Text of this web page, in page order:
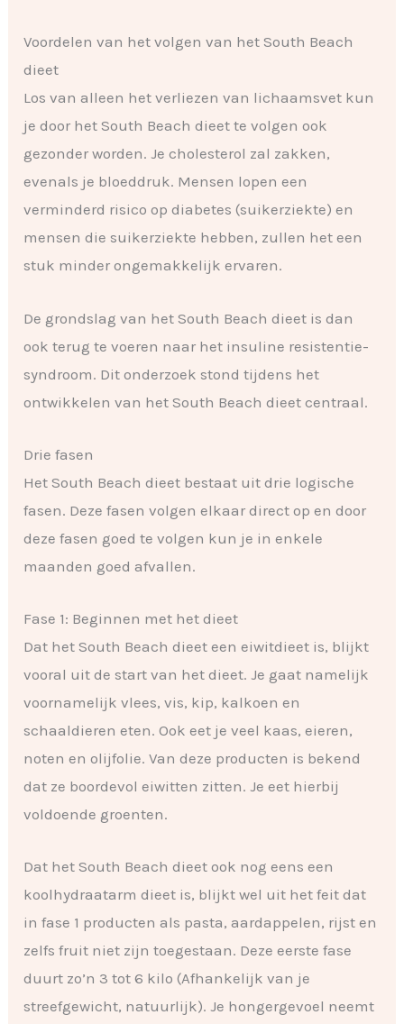
Voordelen van het volgen van het South Beach
dieet
Los van alleen het verliezen van lichaamsvet kun
je door het South Beach dieet te volgen ook
gezonder worden. Je cholesterol zal zakken,
evenals je bloeddruk. Mensen lopen een
verminderd risico op diabetes (suikerziekte) en
mensen die suikerziekte hebben, zullen het een
stuk minder ongemakkelijk ervaren.
De grondslag van het South Beach dieet is dan
ook terug te voeren naar het insuline resistentie-
syndroom. Dit onderzoek stond tijdens het
ontwikkelen van het South Beach dieet centraal.
Drie fasen
Het South Beach dieet bestaat uit drie logische
fasen. Deze fasen volgen elkaar direct op en door
deze fasen goed te volgen kun je in enkele
maanden goed afvallen.
Fase 1: Beginnen met het dieet
Dat het South Beach dieet een eiwitdieet is, blijkt
vooral uit de start van het dieet. Je gaat namelijk
voornamelijk vlees, vis, kip, kalkoen en
schaaldieren eten. Ook eet je veel kaas, eieren,
noten en olijfolie. Van deze producten is bekend
dat ze boordevol eiwitten zitten. Je eet hierbij
voldoende groenten.
Dat het South Beach dieet ook nog eens een
koolhydraatarm dieet is, blijkt wel uit het feit dat
in fase 1 producten als pasta, aardappelen, rijst en
zelfs fruit niet zijn toegestaan. Deze eerste fase
duurt zo’n 3 tot 6 kilo (Afhankelijk van je
streefgewicht, natuurlijk). Je hongergevoel neemt